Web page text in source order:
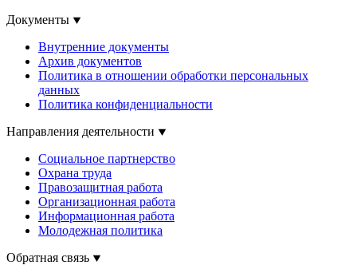
Документы
Внутренние документы
Архив документов
Политика в отношении обработки персональных
данных
Политика конфиденциальности
Направления деятельности
Социальное партнерство
Охрана труда
Правозащитная работа
Организационная работа
Информационная работа
Молодежная политика
Обратная связь